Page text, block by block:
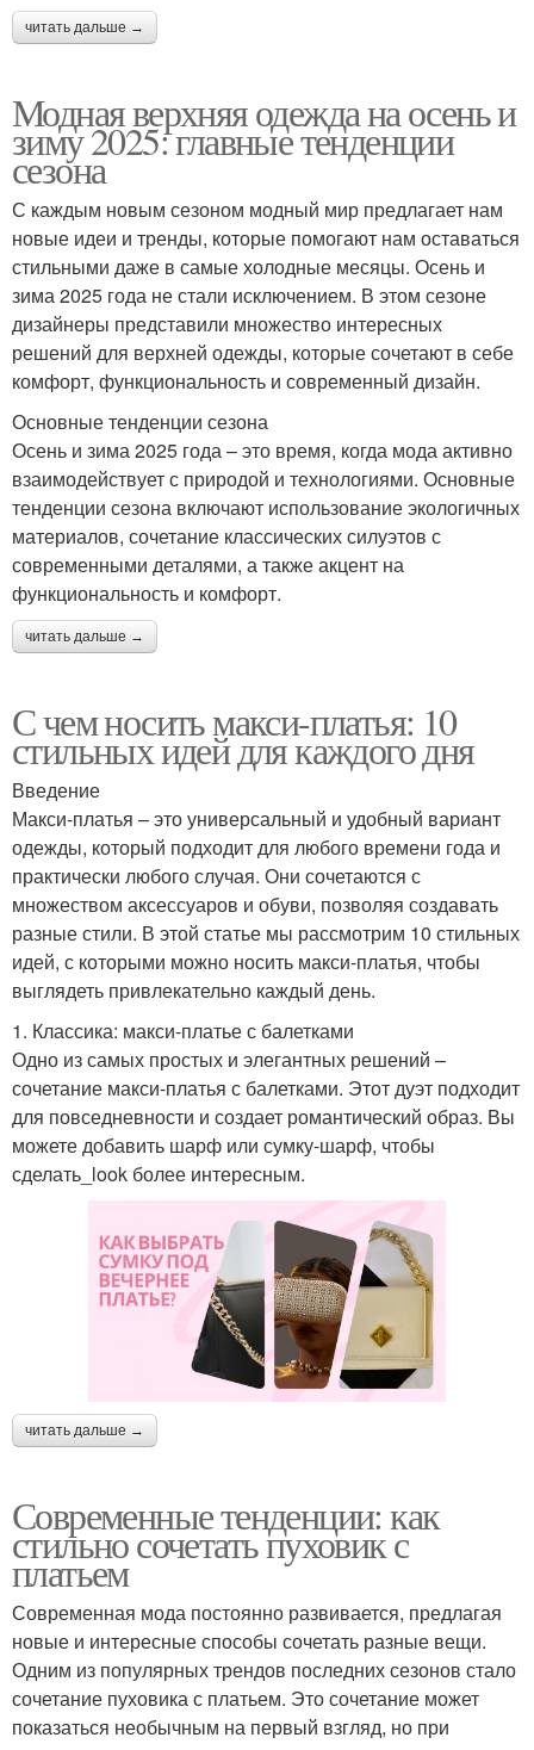
читать дальше →
Модная верхняя одежда на осень и
зиму 2025: главные тенденции
сезона
С каждым новым сезоном модный мир предлагает нам
новые идеи и тренды, которые помогают нам оставаться
стильными даже в самые холодные месяцы. Осень и
зима 2025 года не стали исключением. В этом сезоне
дизайнеры представили множество интересных
решений для верхней одежды, которые сочетают в себе
комфорт, функциональность и современный дизайн.
Основные тенденции сезона
Осень и зима 2025 года – это время, когда мода активно
взаимодействует с природой и технологиями. Основные
тенденции сезона включают использование экологичных
материалов, сочетание классических силуэтов с
современными деталями, а также акцент на
функциональность и комфорт.
читать дальше →
С чем носить макси-платья: 10
стильных идей для каждого дня
Введение
Макси-платья – это универсальный и удобный вариант
одежды, который подходит для любого времени года и
практически любого случая. Они сочетаются с
множеством аксессуаров и обуви, позволяя создавать
разные стили. В этой статье мы рассмотрим 10 стильных
идей, с которыми можно носить макси-платья, чтобы
выглядеть привлекательно каждый день.
1. Классика: макси-платье с балетками
Одно из самых простых и элегантных решений –
сочетание макси-платья с балетками. Этот дуэт подходит
для повседневности и создает романтический образ. Вы
можете добавить шарф или сумку-шарф, чтобы
сделать_look более интересным.
читать дальше →
Современные тенденции: как
стильно сочетать пуховик с
платьем
Современная мода постоянно развивается, предлагая
новые и интересные способы сочетать разные вещи.
Одним из популярных трендов последних сезонов стало
сочетание пуховика с платьем. Это сочетание может
показаться необычным на первый взгляд, но при